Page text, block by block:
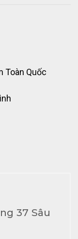
Toàn Quốc
37 Sâu